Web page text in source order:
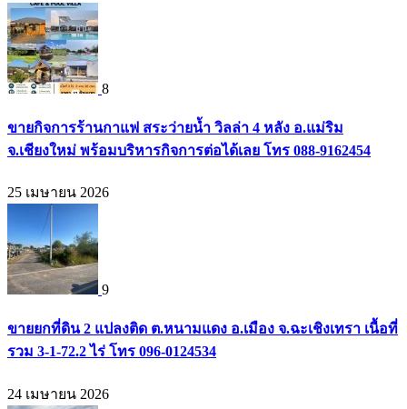
8
ขายกิจการร้านกาแฟ สระว่ายน้ำ วิลล่า 4 หลัง อ.แม่ริม
จ.เชียงใหม่ พร้อมบริหารกิจการต่อได้เลย โทร 088-9162454
25 เมษายน 2026
9
ขายยกที่ดิน 2 แปลงติด ต.หนามแดง อ.เมือง จ.ฉะเชิงเทรา เนื้อที่
รวม 3-1-72.2 ไร่ โทร 096-0124534
24 เมษายน 2026